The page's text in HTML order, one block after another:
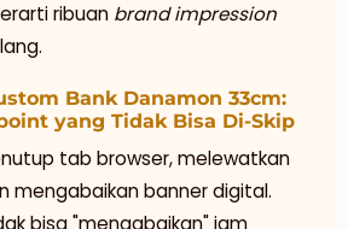
ribuan brand impression
Bank Danamon 33cm:
yang Tidak Bisa Di-Skip
tab browser, melewatkan
mengabaikan banner digital.
bisa "mengabaikan" jam